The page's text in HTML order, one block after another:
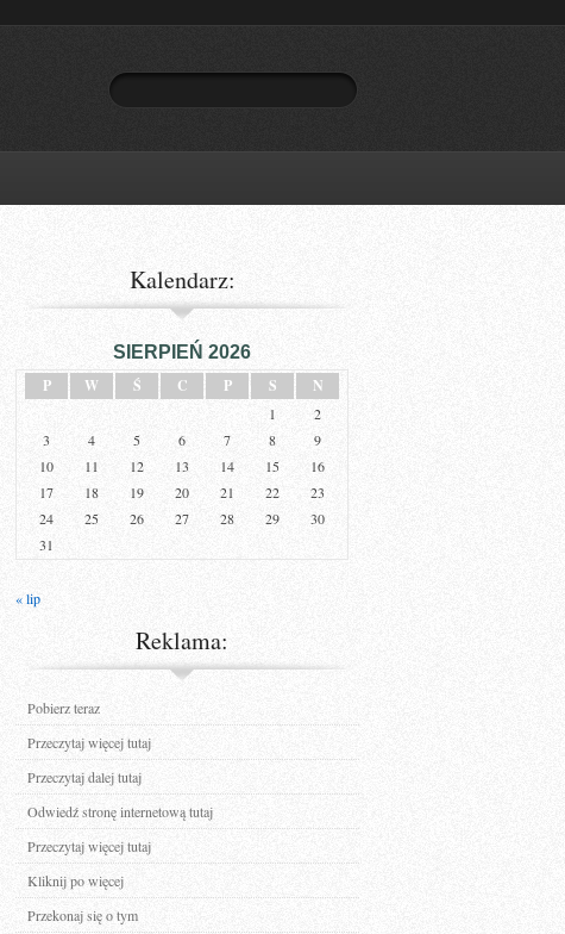
Kalendarz:
SIERPIEŃ 2026
P
W Ś C P S N
1
2
3
4 5 6 7 8
9
10
11 12 13 14 15
16
17
18 19 20 21 22
23
24
25 26 27 28 29
30
31
« lip
Reklama:
Pobierz teraz
Przeczytaj więcej tutaj
Przeczytaj dalej tutaj
Odwiedź stronę internetową tutaj
Przeczytaj więcej tutaj
Kliknij po więcej
Przekonaj się o tym